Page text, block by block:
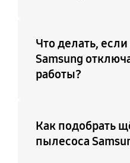
Что делать,
Samsung
работы?
Как подобрать
пылесоса